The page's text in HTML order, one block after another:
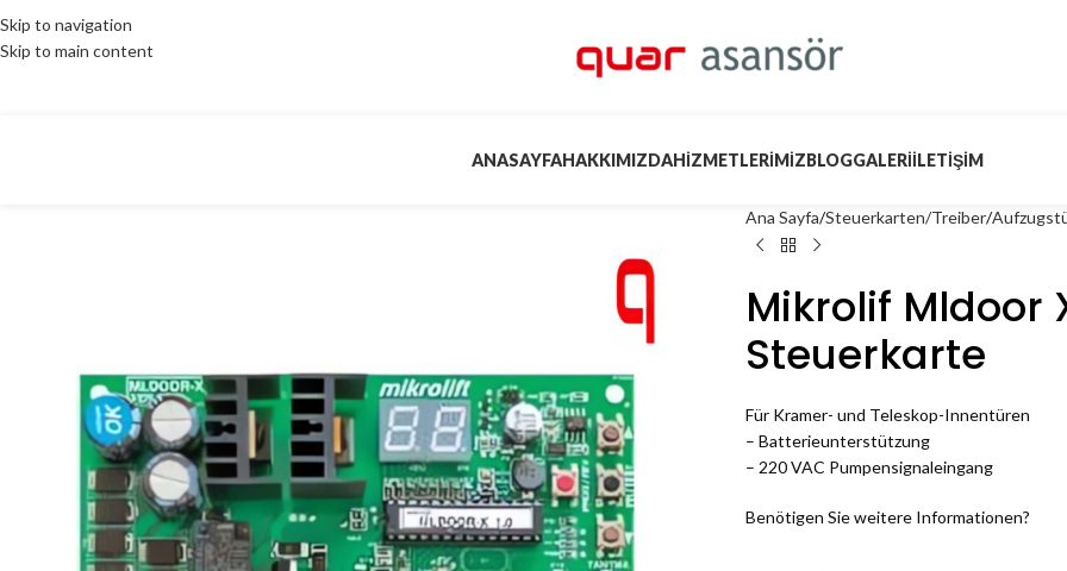
Skip to navigation
Skip to main content
ANASAYFAHAKKIMIZDAHIZMETLERIMIZBLOGGALERIİLETIŞIM
Ana Sayfa Steuerkarten/Treiber
Mikrolif Mldoor
Steuerkarte
Für Kramer- und Teleskop-Innentüren
– Batterieunterstützung
– 220 VAC Pumpensignaleingang
Benötigen Sie weitere Informationen?